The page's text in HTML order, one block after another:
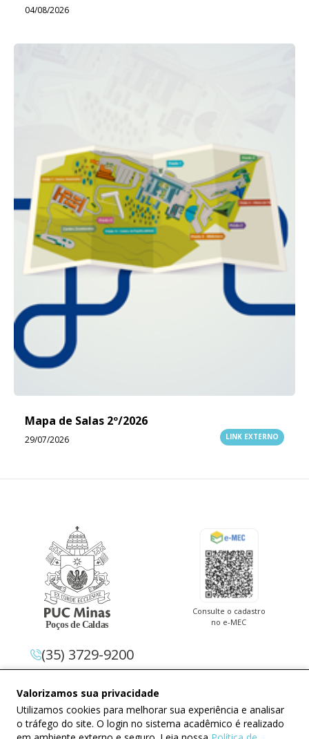
04/08/2026
Mapa de Salas 2º/2026
29/07/2026 LINK EXTERNO
Valorizamos sua privacidade
Utilizamos cookies para melhorar sua experiência e analisar
o tráfego do site. O login no sistema acadêmico é realizado
Consulte o cadastro
no e-MEC
(35) 3729-9200
Jardim Country Club 37.714-620 –
Poços De Caldas – Minas Gerais